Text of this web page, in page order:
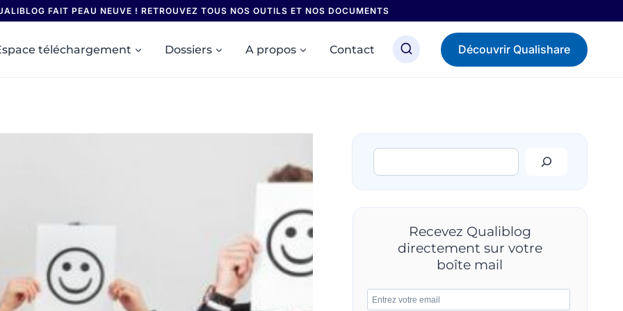
FAIT PEAU NEUVE ! RETROUVEZ TOUS NOS OUTILS ET NOS DOCUMENTS
téléchargement Dossiers A propos Contact Découvrir Qualishare
Rechercher
Recevez Qualiblog
directement sur votre
boîte mail